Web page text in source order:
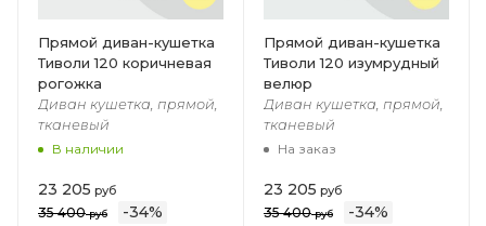
Прямой диван-кушетка
Тиволи 120 коричневая
рогожка
Диван кушетка, прямой,
тканевый
В наличии
23 205 руб
35 400руб -34%
Прямой диван-кушетка
Тиволи 120 изумрудный
велюр
Диван кушетка, прямой,
тканевый
На заказ
23 205 руб
35 400руб -34%